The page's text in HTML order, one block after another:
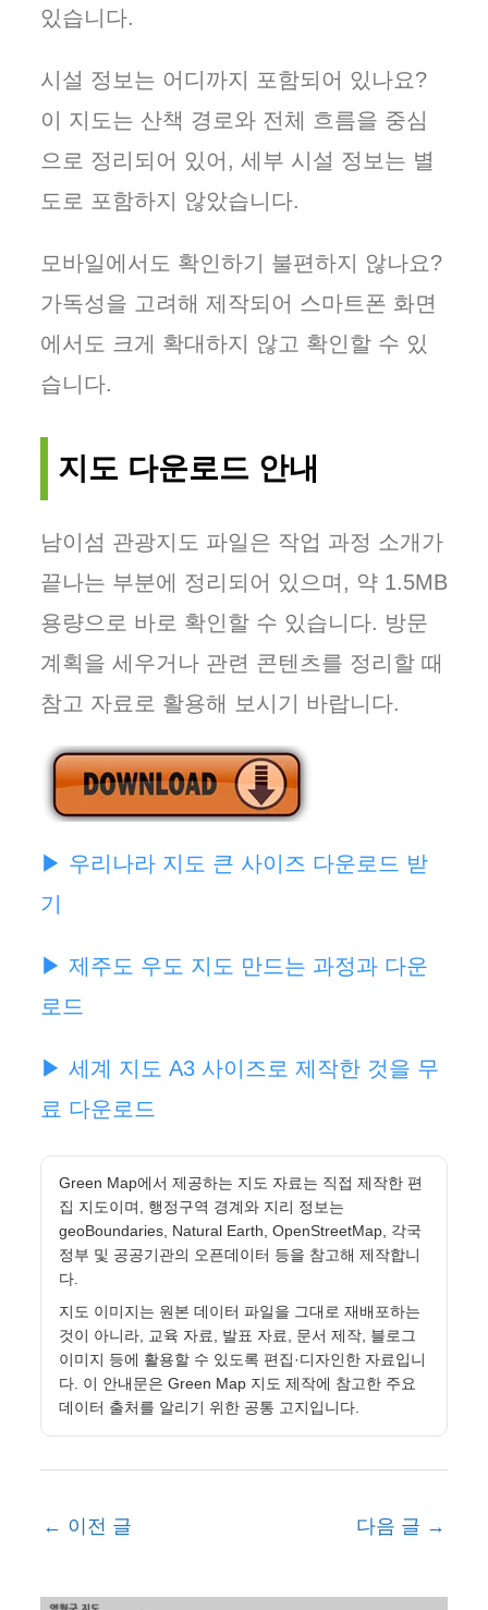
있습니다.
시설 정보는 어디까지 포함되어 있나요?
이 지도는 산책 경로와 전체 흐름을 중심
으로 정리되어 있어, 세부 시설 정보는 별
도로 포함하지 않았습니다.
모바일에서도 확인하기 불편하지 않나요?
가독성을 고려해 제작되어 스마트폰 화면
에서도 크게 확대하지 않고 확인할 수 있
습니다.
지도 다운로드 안내
남이섬 관광지도 파일은 작업 과정 소개가
끝나는 부분에 정리되어 있으며, 약 1.5MB
용량으로 바로 확인할 수 있습니다. 방문
계획을 세우거나 관련 콘텐츠를 정리할 때
참고 자료로 활용해 보시기 바랍니다.
▶ 우리나라 지도 큰 사이즈 다운로드 받
기
▶ 제주도 우도 지도 만드는 과정과 다운
로드
▶ 세계 지도 A3 사이즈로 제작한 것을 무
료 다운로드
Green Map에서 제공하는 지도 자료는 직접 제작한 편
집 지도이며, 행정구역 경계와 지리 정보는
geoBoundaries, Natural Earth, OpenStreetMap, 각국
정부 및 공공기관의 오픈데이터 등을 참고해 제작합니
다.
지도 이미지는 원본 데이터 파일을 그대로 재배포하는
것이 아니라, 교육 자료, 발표 자료, 문서 제작, 블로그
이미지 등에 활용할 수 있도록 편집·디자인한 자료입니
다. 이 안내문은 Green Map 지도 제작에 참고한 주요
데이터 출처를 알리기 위한 공통 고지입니다.
← 이전 글 다음 글 →